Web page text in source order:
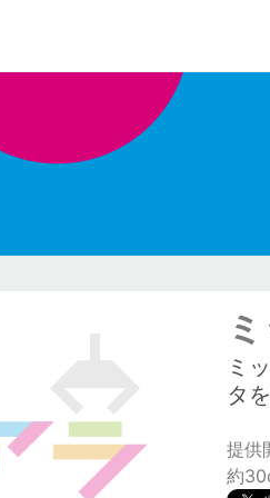
ミ
タ
提供
約